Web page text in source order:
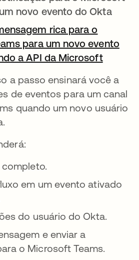
novo evento do Okta
rica para o
para um novo evento
a API da Microsoftabre
a passo ensinará você a
de eventos para um canal
quando um novo usuário
em um evento ativado
do usuário do Okta.
e enviar a
o Microsoft Teams.